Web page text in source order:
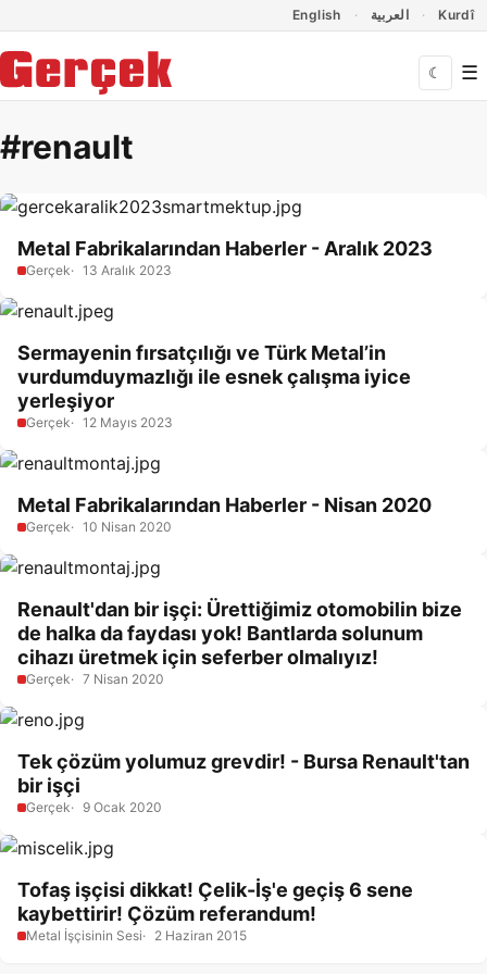
English العربية Kurdî
☾ ☰
#renault
Metal Fabrikalarından Haberler - Aralık 2023
Gerçek 13 Aralık 2023
Sermayenin fırsatçılığı ve Türk Metal’in
vurdumduymazlığı ile esnek çalışma iyice
yerleşiyor
Gerçek 12 Mayıs 2023
Metal Fabrikalarından Haberler - Nisan 2020
Gerçek 10 Nisan 2020
Renault'dan bir işçi: Ürettiğimiz otomobilin bize
de halka da faydası yok! Bantlarda solunum
cihazı üretmek için seferber olmalıyız!
Gerçek 7 Nisan 2020
Tek çözüm yolumuz grevdir! - Bursa Renault'tan
bir işçi
Gerçek 9 Ocak 2020
Tofaş işçisi dikkat! Çelik-İş'e geçiş 6 sene
kaybettirir! Çözüm referandum!
Metal İşçisinin Sesi 2 Haziran 2015